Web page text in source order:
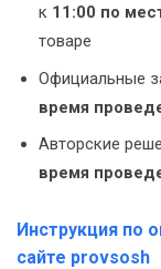
к 11:00 по
товаре
Официальные
время
Авторские
время
Инструкция по
сайте provsosh